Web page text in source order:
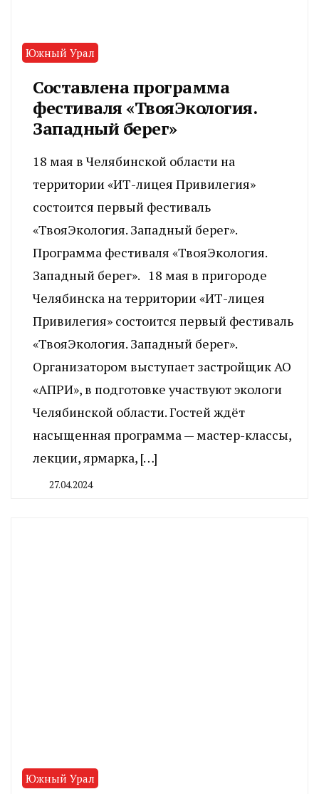
Южный Урал
Составлена программа
фестиваля «ТвояЭкология.
Западный берег»
18 мая в Челябинской области на
территории «ИТ-лицея Привилегия»
состоится первый фестиваль
«ТвояЭкология. Западный берег».
Программа фестиваля «ТвояЭкология.
Западный берег». 18 мая в пригороде
Челябинска на территории «ИТ-лицея
Привилегия» состоится первый фестиваль
«ТвояЭкология. Западный берег».
Организатором выступает застройщик АО
«АПРИ», в подготовке участвуют экологи
Челябинской области. Гостей ждёт
насыщенная программа — мастер-классы,
лекции, ярмарка, […]
27.04.2024
Южный Урал